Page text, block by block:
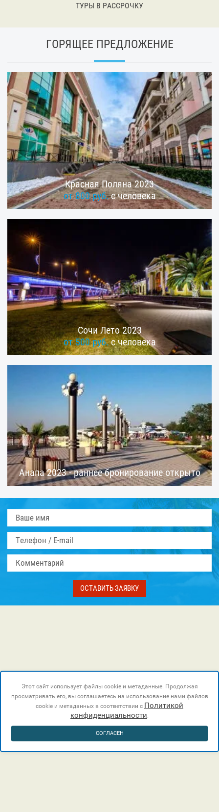
ТУРЫ В РАССРОЧКУ
ГОРЯЩЕЕ ПРЕДЛОЖЕНИЕ
Красная Поляна 2023
от 800 руб.с человека
Сочи Лето 2023
от 500 руб.с человека
Анапа 2023 - раннее бронирование открыто
ОСТАВИТЬ ЗАЯВКУ
Этот сайт использует файлы cookie и метаданные. Продолжая
просматривать его, вы соглашаетесь на использование нами файлов
cookie и метаданных в соответствии с Политикой
конфиденциальности.
СОГЛАСЕН